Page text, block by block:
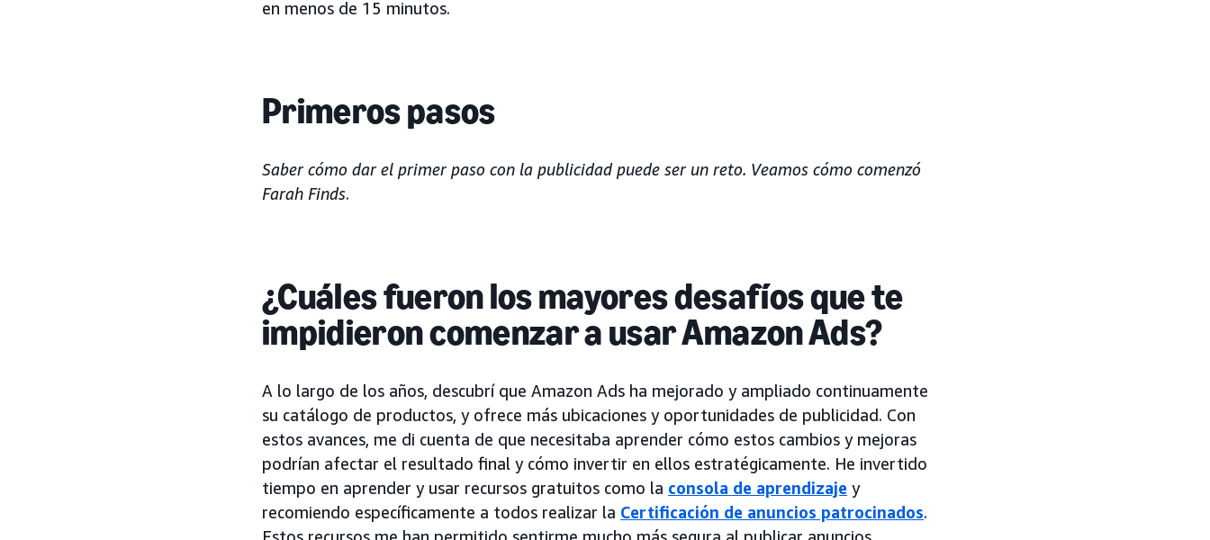
en menos de 15 minutos.
Primeros pasos
Saber cómo dar el primer paso con la publicidad puede ser un reto. Veamos cómo comenzó
Farah Finds.
¿Cuáles fueron los mayores desafíos que te
impidieron comenzar a usar Amazon Ads?
A lo largo de los años, descubrí que Amazon Ads ha mejorado y ampliado continuamente
su catálogo de productos, y ofrece más ubicaciones y oportunidades de publicidad. Con
estos avances, me di cuenta de que necesitaba aprender cómo estos cambios y mejoras
podrían afectar el resultado final y cómo invertir en ellos estratégicamente. He invertido
tiempo en aprender y usar recursos gratuitos como la consola de aprendizaje y
recomiendo específicamente a todos realizar la Certificación de anuncios patrocinados.
Estos recursos me han permitido sentirme mucho más segura al publicar anuncios.